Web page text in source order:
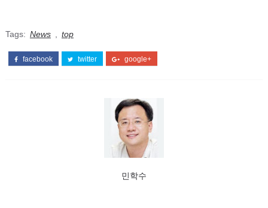
Tags: News top
facebook twitter google+
민학수